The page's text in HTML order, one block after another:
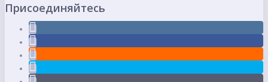
Присоединяйтесь